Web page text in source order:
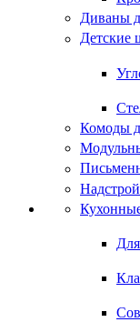
Диваны
Детские
Комоды